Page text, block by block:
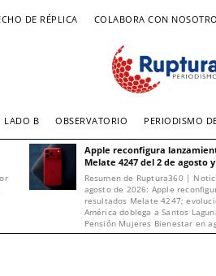
DE RÉPLICA COLABORA CON
LADO B OBSERVATORIO PERIODISMO
Apple reconfigura
Melate 4247 del 2 de agosto
Resumen de Ruptura360 |
agosto de 2026: Apple
resultados Melate 4247;
América doblega a Santos
Pensión Mujeres Bienestar en